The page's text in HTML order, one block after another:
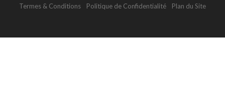
Termes & Conditions
Politique de Confidentialité Plan du Site